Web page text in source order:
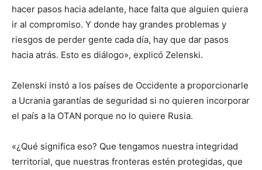
hacer pasos hacia adelante, hace falta que alguien quiera
ir al compromiso. Y donde hay grandes problemas y
riesgos de perder gente cada día, hay que dar pasos
hacia atrás. Esto es diálogo», explicó Zelenski.
Zelenski instó a los países de Occidente a proporcionarle
a Ucrania garantías de seguridad si no quieren incorporar
el país a la OTAN porque no lo quiere Rusia.
«¿Qué significa eso? Que tengamos nuestra integridad
territorial, que nuestras fronteras estén protegidas, que